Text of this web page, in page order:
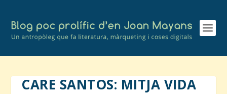
CARE SANTOS: MITJA VIDA